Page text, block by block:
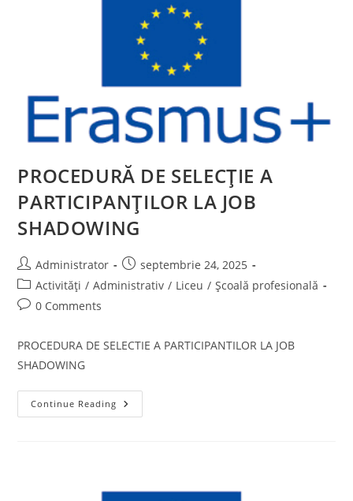
PROCEDURĂ DE SELECȚIE A
PARTICIPANȚILOR LA JOB
SHADOWING
Post
author:
Administrator
Post
published:
septembrie 24, 2025
Post
category:
Activități / Administrativ / Liceu / Școală profesională
Post0 Comments
PROCEDURA DE SELECTIE A PARTICIPANTILOR LA JOB
SHADOWING
Continue Reading PROCEDURĂ
DE